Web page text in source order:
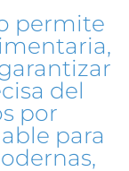
permite
del
por
para